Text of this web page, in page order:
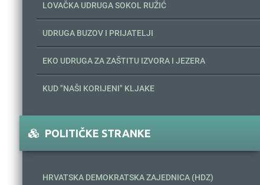
LOVAČKA UDRUGA SOKOL RUŽIĆ
UDRUGA BUZOV I PRIJATELJI
EKO UDRUGA ZA ZAŠTITU IZVORA I JEZERA
KUD "NAŠI KORIJENI" KLJAKE
POLITIČKE STRANKE
HRVATSKA DEMOKRATSKA ZAJEDNICA (HDZ)